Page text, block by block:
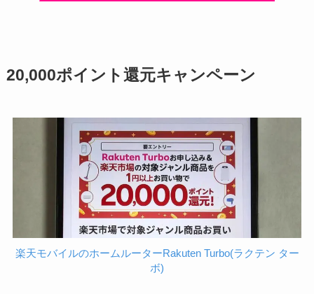
20,000ポイント還元キャンペーン
楽天モバイルのホームルーターRakuten Turbo(ラクテン ター
ボ)